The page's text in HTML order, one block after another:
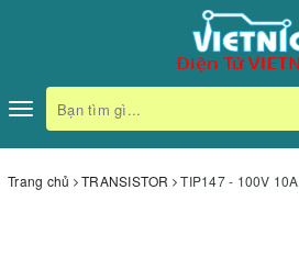
Toggle
navigation
Trang chủ TRANSISTOR TIP147 - 100V 10A